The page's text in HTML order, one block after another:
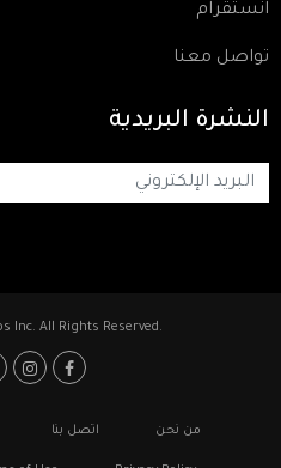
انستقرام
تواصل معنا
النشرة البريدية
Inc. All Rights Reserved.
Footer: Social Media
Footerمن نحن اتصل بنا